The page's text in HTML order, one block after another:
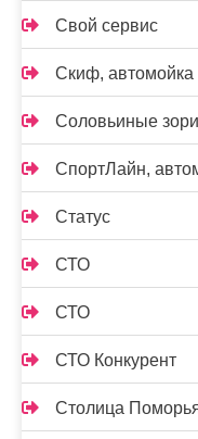
Свой сервис
Скиф, автомойка
Соловьиные
СпортЛайн,
Статус
СТО
СТО
СТО Конкурент
Столица